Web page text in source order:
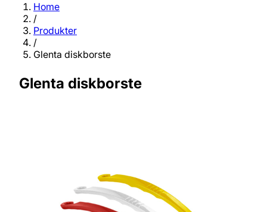
Home
/
Produkter
/
Glenta diskborste
Glenta diskborste